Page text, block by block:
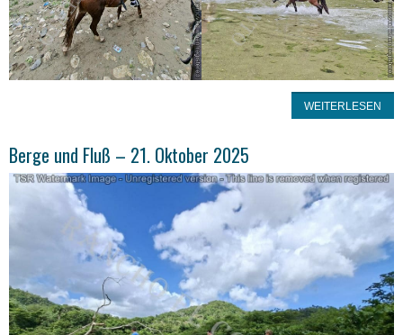
WEITERLESEN
Berge und Fluß – 21. Oktober 2025